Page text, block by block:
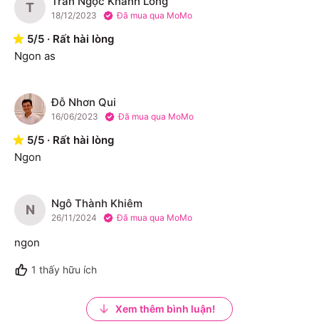
T
18/12/2023 Đã mua qua MoMo
5/5 · Rất hài lòng
Ngon as
Đ Đỗ Nhơn Qui
16/06/2023 Đã mua qua MoMo
5/5 · Rất hài lòng
Ngon
N Ngô Thành Khiêm
26/11/2024 Đã mua qua MoMo
ngon
1 thấy hữu ích
Xem thêm bình luận!